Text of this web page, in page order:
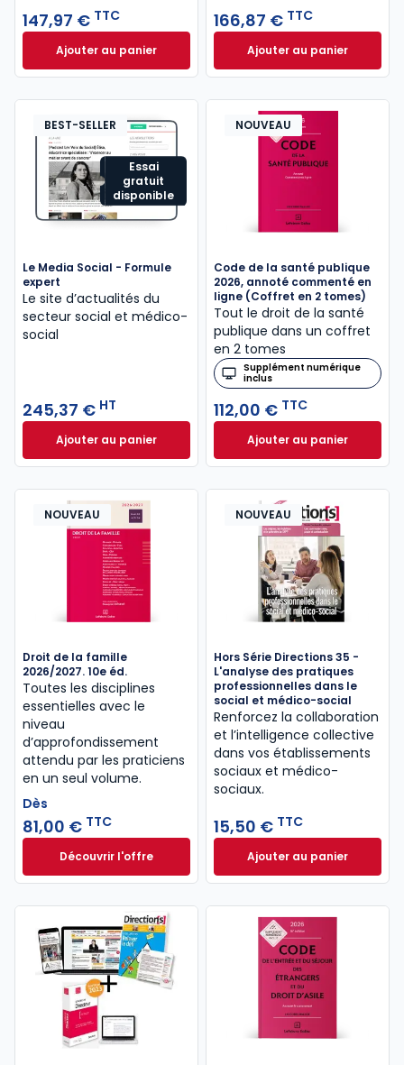
147,97 € TTC
Ajouter au panierGuide familial - Offre papier + web à 147,97 € TTC
166,87 € TTC
Ajouter au panier
Direction[s]
Essai
gratuit
disponible
BEST-SELLER
Le Media Social - Formule
expert
Le site d’actualités du
secteur social et médico-
social
245,37 € HT
Ajouter au panierLe Media Social - Formule expert à 245,37 € HT
NOUVEAU
Code de la santé publique
2026, annoté commenté en
ligne (Coffret en 2 tomes)
Tout le droit de la santé
publique dans un coffret
en 2 tomes
Supplément numérique
inclus
112,00 € TTC
Ajouter au panier
Code de la santé
NOUVEAU
Droit de la famille
2026/2027. 10e éd.
Toutes les disciplines
essentielles avec le
niveau
d’approfondissement
attendu par les praticiens
en un seul volume.
Dès
81,00 € TTC
Découvrir l'offreDroit de la famille 2026/2027. 10e éd. à partir de
Dès
NOUVEAU
Hors Série Directions 35 -
L'analyse des pratiques
professionnelles dans le
social et médico-social
Renforcez la collaboration
et l’intelligence collective
dans vos établissements
sociaux et médico-
sociaux.
15,50 € TTC
Ajouter au panier
Hors Série